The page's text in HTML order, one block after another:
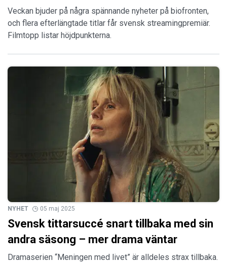
Veckan bjuder på några spännande nyheter på biofronten,
och flera efterlängtade titlar får svensk streamingpremiär.
Filmtopp listar höjdpunkterna.
NYHET 05 maj 2025
Svensk tittarsuccé snart tillbaka med sin
andra säsong – mer drama väntar
Dramaserien “Meningen med livet” är alldeles strax tillbaka.